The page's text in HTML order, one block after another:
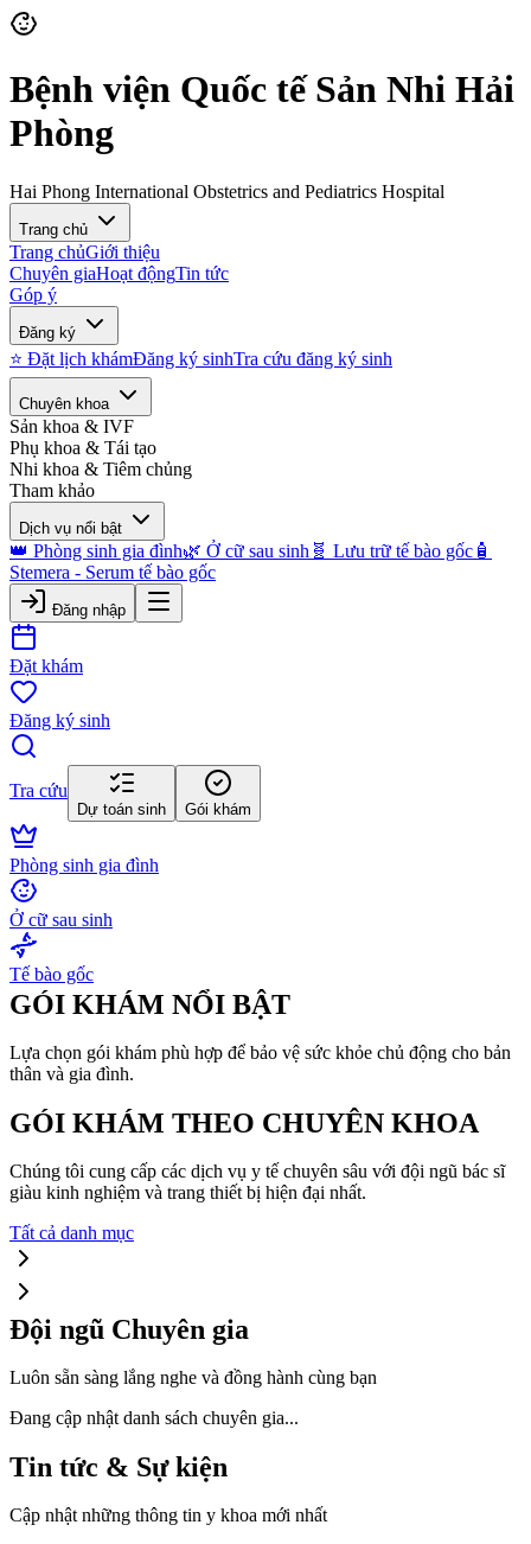
Bệnh viện Quốc tế Sản Nhi Hải
Phòng
Hai Phong International Obstetrics and Pediatrics Hospital
Trang chủ
Trang chủGiới thiệu
Chuyên giaHoạt độngTin tức
Góp ý
Đăng ký
⭐ Đặt lịch khámĐăng ký sinhTra cứu đăng ký sinh
Chuyên khoa
Sản khoa & IVF
Phụ khoa & Tái tạo
Nhi khoa & Tiêm chủng
Tham khảo
Dịch vụ nổi bật
👑 Phòng sinh gia đình🌿 Ở cữ sau sinh 🧬 Lưu trữ tế bào gốc 🧴
Stemera - Serum tế bào gốc
Đăng nhập
Đặt khám
Đăng ký sinh
Tra cứu
Dự toán sinh Gói khám
Phòng sinh gia đình
Ở cữ sau sinh
Tế bào gốc
GÓI KHÁM NỔI BẬT
Lựa chọn gói khám phù hợp để bảo vệ sức khỏe chủ động cho bản
thân và gia đình.
GÓI KHÁM THEO CHUYÊN KHOA
Chúng tôi cung cấp các dịch vụ y tế chuyên sâu với đội ngũ bác sĩ
giàu kinh nghiệm và trang thiết bị hiện đại nhất.
Tất cả danh mục
Đội ngũ Chuyên gia
Luôn sẵn sàng lắng nghe và đồng hành cùng bạn
Đang cập nhật danh sách chuyên gia...
Tin tức & Sự kiện
Cập nhật những thông tin y khoa mới nhất